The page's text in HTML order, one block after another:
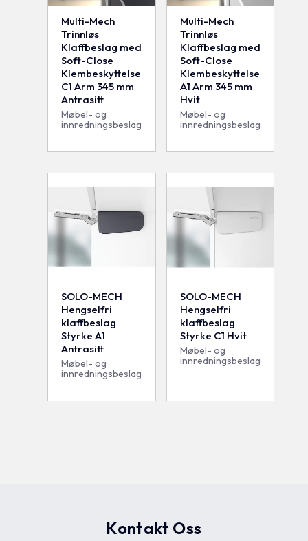
Multi-Mech
Trinnløs
Klaffbeslag med
Soft-Close
Klembeskyttelse
C1 Arm 345 mm
Antrasitt
Møbel- og
innredningsbeslag
Multi-Mech
Trinnløs
Klaffbeslag med
Soft-Close
Klembeskyttelse
A1 Arm 345 mm
Hvit
Møbel- og
innredningsbeslag
SOLO-MECH
Hengselfri
klaffbeslag
Styrke A1
Antrasitt
Møbel- og
innredningsbeslag
SOLO-MECH
Hengselfri
klaffbeslag
Styrke C1 Hvit
Møbel- og
innredningsbeslag
Kontakt Oss